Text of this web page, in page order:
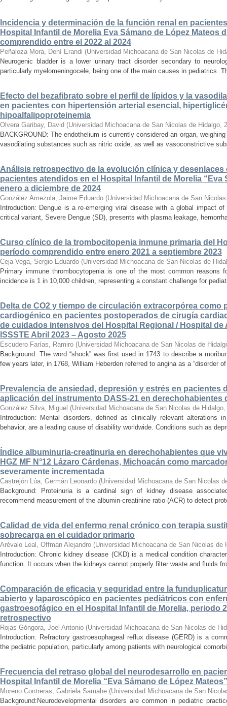
Incidencia y determinación de la función renal en
Hospital Infantil de Morelia Eva Sámano de López Mateos
comprendido entre el 2022 al 2024
Peñaloza Mora, Dení Erandi (Universidad Michoacana de San Nicolas de
Neurogenic bladder is a lower urinary tract disorder secondary to
particularly myelomeningocele, being one of the main causes in pediatrics.
Efecto del bezafibrato sobre el perfil de lípidos y la
en pacientes con hipertensión arterial esencial,
hipoalfalipoproteinemia
Olvera Garibay, David (Universidad Michoacana de San Nicolas de Hidalgo,
BACKGROUND: The endothelium is currently considered an organ,
vasodilating substances such as nitric oxide, as well as vasoconstrictive
Análisis retrospectivo de la evolución clínica y desenlaces
pacientes atendidos en el Hospital Infantil de Morelia “Eva
enero a diciembre de 2024
González Amezola, Jaime Eduardo (Universidad Michoacana de San
Introduction: Dengue is a re-emerging viral disease with a global impact
critical variant, Severe Dengue (SD), presents with plasma leakage,
Curso clínico de la trombocitopenia inmune primaria del
período comprendido entre enero 2021 a septiembre 2023
Ceja Vega, Sergio Eduardo (Universidad Michoacana de San Nicolas de
Primary immune thrombocytopenia is one of the most common reasons
incidence is 1 in 10,000 children, representing a constant challenge for
Delta de CO2 y tiempo de circulación extracorpórea como
cardiogénico en pacientes postoperados de cirugía
de cuidados intensivos del Hospital Regional / Hospital de
ISSSTE Abril 2023 – Agosto 2025
Escudero Farías, Ramiro (Universidad Michoacana de San Nicolas de
Background: The word “shock” was first used in 1743 to describe a
few years later, in 1768, William Heberden referred to angina as a “disorder
Prevalencia de ansiedad, depresión y estrés en pacientes
aplicación del instrumento DASS-21 en derechohabientes
González Silva, Miguel (Universidad Michoacana de San Nicolas de Hidalgo,
Introduction: Mental disorders, defined as clinically relevant alterations
behavior, are a leading cause of disability worldwide. Conditions such as
Índice albuminuria-creatinuria en derechohabientes que
HGZ MF N°12 Lázaro Cárdenas, Michoacán como
severamente incrementada
Castrejón Lúa, Germán Leonardo (Universidad Michoacana de San Nicolas
Background: Proteinuria is a cardinal sign of kidney disease
recommend measurement of the albumin-creatinine ratio (ACR) to detect
Calidad de vida del enfermo renal crónico con terapia
sobrecarga en el cuidador primario
Arévalo Leal, Offman Alejandro (Universidad Michoacana de San Nicolas de
Introduction: Chronic kidney disease (CKD) is a medical condition
function. It occurs when the kidneys cannot properly filter waste and fluids
Comparación de eficacia y seguridad entre la
abierto y laparoscópico en pacientes pediátricos con
gastroesofágico en el Hospital Infantil de Morelia, periodo
retrospectivo
Rojas Góngora, Joel Antonio (Universidad Michoacana de San Nicolas de
Introduction: Refractory gastroesophageal reflux disease (GERD) is a
the pediatric population, particularly among patients with neurological
Frecuencia del retraso global del neurodesarrollo en
Hospital Infantil de Morelia “Eva Sámano de López Mateos”
Moreno Contreras, Gabriela Samahe (Universidad Michoacana de San
Background:Neurodevelopmental disorders are common in pediatric